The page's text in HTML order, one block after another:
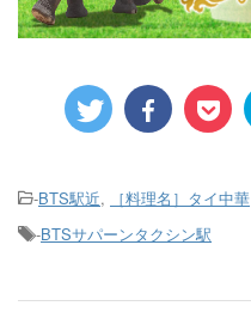
-BTS駅近,
［料理名］タイ中華
-BTSサパーンタクシン駅